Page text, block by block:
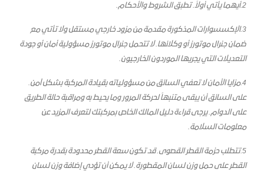
2.أيهما يأتي أولاً. تطبق الشروط والأحكام.
3.الإكسسوارات المذكورة مقدمة من مزود خارجي مستقل ولا تأتي مع
ضمان جنرال موتورز أو وكلائها. لا تتحمل جنرال موتورز مسؤولية أمان أو جودة
التعديلات التي يجريها الموردون الخارجيون.
4.مزايا الأمان لا تعفي السائق من مسؤولياته بقيادة المركبة بشكل آمن.
على السائق أن يبقى متنبهاً لحركة المرور وما يحيط به ومراقبة حالة الطريق
على الدوام. يرجى قراءة دليل المالك الخاص بمركبتك لتعرف المزيد عن
معلومات السلامة.
5.تتطلب حزمة القطر القصوى. قد تكون سعة القطر محدودة بقدرة مركبة
القطر على حمل وزن لسان المقطورة. لا يمكن أن تؤدي إضافة وزن لسان